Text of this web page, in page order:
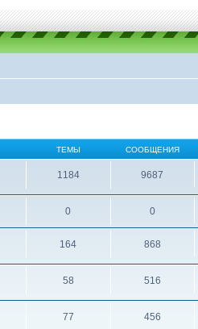
ТЕМЫ СООБЩЕНИЯ
1184 9687
0 0
164 868
58 516
77 456